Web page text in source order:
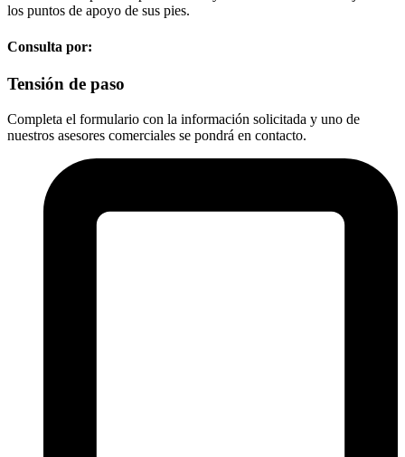
los puntos de apoyo de sus pies.
Consulta por:
Tensión de paso
Completa el formulario con la información solicitada y uno de
nuestros asesores comerciales se pondrá en contacto.